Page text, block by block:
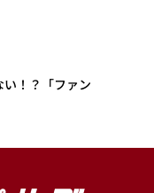
！？「ファン